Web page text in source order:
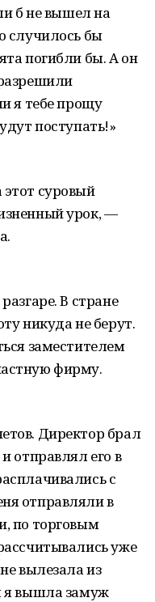
б не вышел на
случилось бы
погибли бы. А он
я тебе прощу
поступать!»
суровый
урок, —
В стране
никуда не берут.
заместителем
фирму.
Директор брал
отправлял его в
с
отправляли в
по торговым
уже
вылезала из
я вышла замуж